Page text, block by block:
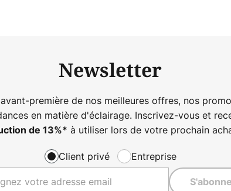
Newsletter
première de nos meilleures offres, nos
en matière d'éclairage. Inscrivez-vous et
de 13%* à utiliser lors de votre prochain
Client privé Entreprise